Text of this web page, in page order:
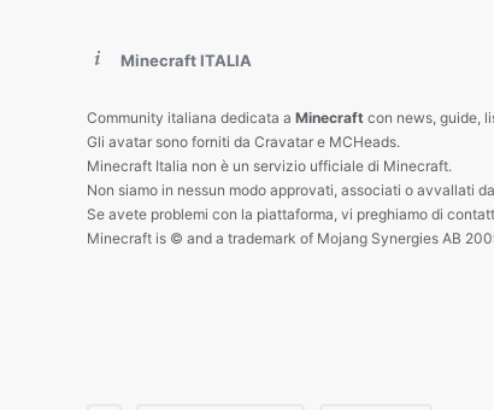
Minecraft ITALIA
Community italiana dedicata a Minecraft con news, guide,
Gli avatar sono forniti da Cravatar e MCHeads.
Minecraft Italia non è un servizio ufficiale di Minecraft.
Non siamo in nessun modo approvati, associati o avvallati
Se avete problemi con la piattaforma, vi preghiamo di
Minecraft is © and a trademark of Mojang Synergies AB